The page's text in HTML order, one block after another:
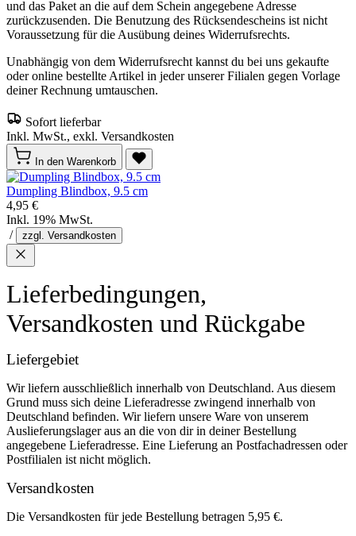
und das Paket an die auf dem Schein angegebene Adresse
zurückzusenden. Die Benutzung des Rücksendescheins ist nicht
Voraussetzung für die Ausübung deines Widerrufsrechts.
Unabhängig von dem Widerrufsrecht kannst du bei uns gekaufte
oder online bestellte Artikel in jeder unserer Filialen gegen Vorlage
deiner Rechnung umtauschen.
Sofort lieferbar
Inkl. MwSt., exkl. Versandkosten
In den Warenkorb
Dumpling Blindbox, 9.5 cm
4,95 €
Inkl. 19% MwSt.
/
zzgl. Versandkosten
Lieferbedingungen,
Versandkosten und Rückgabe
Liefergebiet
Wir liefern ausschließlich innerhalb von Deutschland. Aus diesem
Grund muss sich deine Lieferadresse zwingend innerhalb von
Deutschland befinden. Wir liefern unsere Ware von unserem
Auslieferungslager aus an die von dir in deiner Bestellung
angegebene Lieferadresse. Eine Lieferung an Postfachadressen oder
Postfilialen ist nicht möglich.
Versandkosten
Die Versandkosten für jede Bestellung betragen 5,95 €.